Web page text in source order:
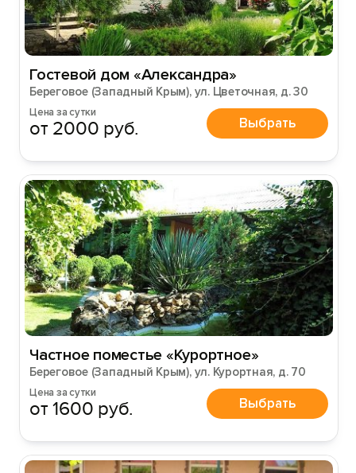
Гостевой дом «Александра»
Береговое (Западный Крым), ул. Цветочная, д. 30
Цена за сутки
от 2000 руб. Выбрать
Частное поместье «Курортное»
Береговое (Западный Крым), ул. Курортная, д. 70
Цена за сутки
от 1600 руб. Выбрать